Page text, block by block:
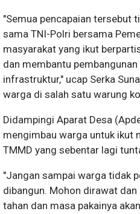
"Semua pencapaian tersebut
sama TNI-Polri bersama
masyarakat yang ikut
dan membantu
infrastruktur," ucap Serka
warga di salah satu warung
Didampingi Aparat Desa
mengimbau warga untuk ikut
TMMD yang sebentar lagi
"Jangan sampai warga tidak
dibangun. Mohon dirawat
tahan dan masa pakainya